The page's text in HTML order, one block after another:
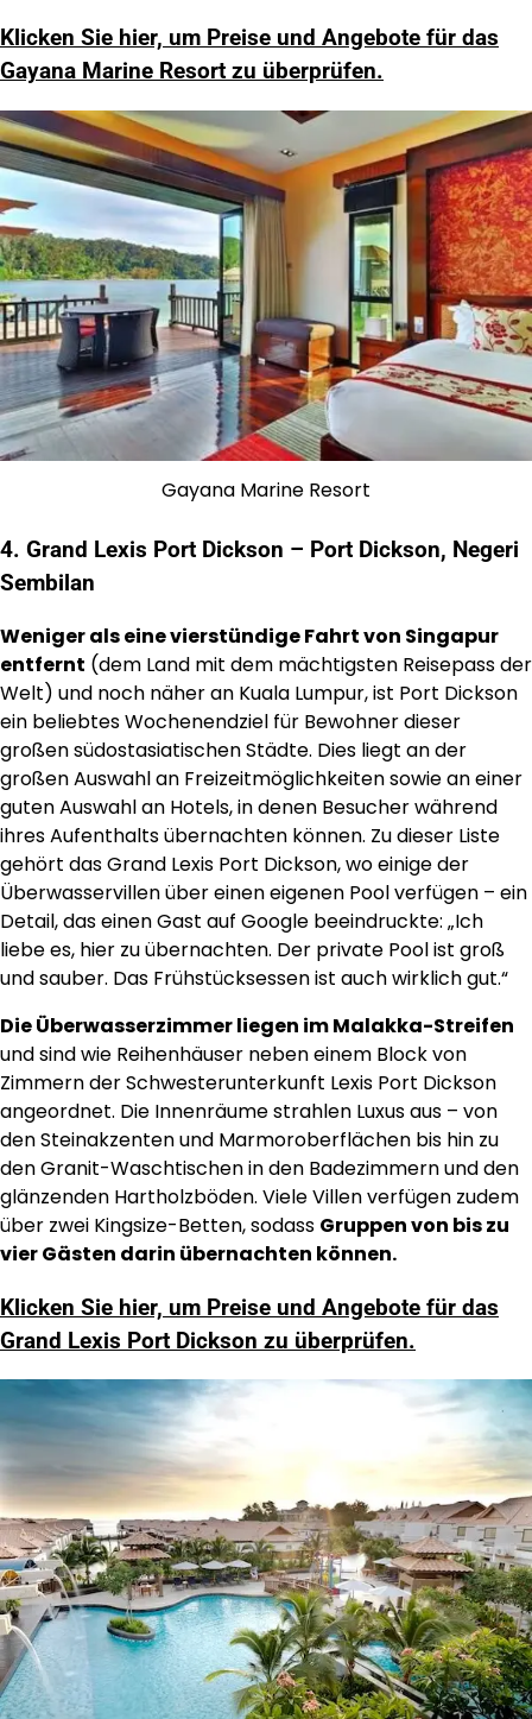
Klicken Sie hier, um Preise und Angebote für das
Gayana Marine Resort zu überprüfen.
Gayana Marine Resort
4. Grand Lexis Port Dickson – Port Dickson, Negeri
Sembilan
Weniger als eine vierstündige Fahrt von Singapur
entfernt (dem Land mit dem mächtigsten Reisepass der
Welt) und noch näher an Kuala Lumpur, ist Port Dickson
ein beliebtes Wochenendziel für Bewohner dieser
großen südostasiatischen Städte. Dies liegt an der
großen Auswahl an Freizeitmöglichkeiten sowie an einer
guten Auswahl an Hotels, in denen Besucher während
ihres Aufenthalts übernachten können. Zu dieser Liste
gehört das Grand Lexis Port Dickson, wo einige der
Überwasservillen über einen eigenen Pool verfügen – ein
Detail, das einen Gast auf Google beeindruckte: „Ich
liebe es, hier zu übernachten. Der private Pool ist groß
und sauber. Das Frühstücksessen ist auch wirklich gut.“
Die Überwasserzimmer liegen im Malakka-Streifen
und sind wie Reihenhäuser neben einem Block von
Zimmern der Schwesterunterkunft Lexis Port Dickson
angeordnet. Die Innenräume strahlen Luxus aus – von
den Steinakzenten und Marmoroberflächen bis hin zu
den Granit-Waschtischen in den Badezimmern und den
glänzenden Hartholzböden. Viele Villen verfügen zudem
über zwei Kingsize-Betten, sodass Gruppen von bis zu
vier Gästen darin übernachten können.
Klicken Sie hier, um Preise und Angebote für das
Grand Lexis Port Dickson zu überprüfen.